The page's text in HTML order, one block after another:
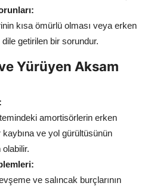
kısa ömürlü olması veya erken
dile getirilen bir sorundur.
Yürüyen Aksam
amortisörlerin erken
kaybına ve yol gürültüsünün
olabilir.
ve salıncak burçlarının